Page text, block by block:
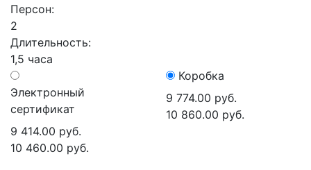
Персон:
2
Длительность:
1,5 часа
Электронный
сертификат
9 414.00 руб.
10 460.00 руб.
Коробка
9 774.00 руб.
10 860.00 руб.